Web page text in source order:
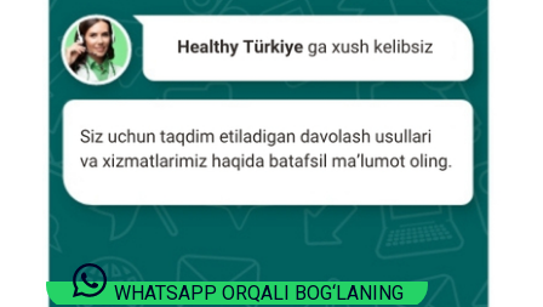
WHATSAPP ORQALI BOG‘LANING